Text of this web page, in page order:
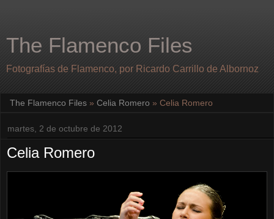
The Flamenco Files
Fotografías de Flamenco, por Ricardo Carrillo de Albornoz
The Flamenco Files » Celia Romero » Celia Romero
martes, 2 de octubre de 2012
Celia Romero